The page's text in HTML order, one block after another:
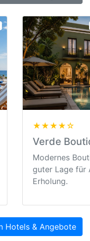
★★★★☆
Verde
Modernes
guter Lage für
Erholung.
Hotels & Angebote